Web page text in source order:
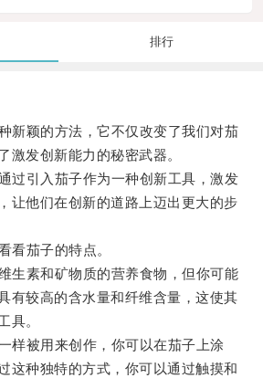
排行
颖的方法，它不仅改变了我们对茄
激发创新能力的秘密武器。
引入茄子作为一种创新工具，激发
让他们在创新的道路上迈出更大的步
茄子的特点。
素和矿物质的营养食物，但你可能
有较高的含水量和纤维含量，这使其
具。
被用来创作，你可以在茄子上涂
这种独特的方式，你可以通过触摸和